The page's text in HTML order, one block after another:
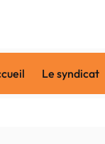
Le syndicat